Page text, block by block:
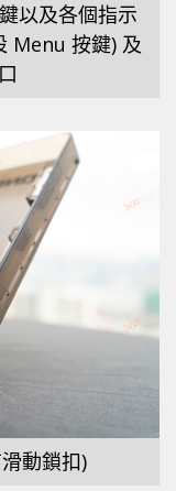
以及各個指示
Menu 按鍵) 及
動鎖扣)